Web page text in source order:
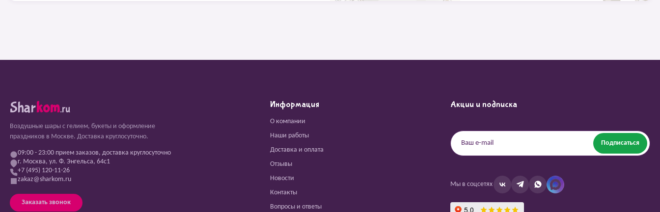
Sharkom.ru
Воздушные шары с гелием, букеты и оформление
праздников в Москве. Доставка круглосуточно.
09:00 - 23:00 прием заказов, доставка круглосуточно
г. Москва, ул. Ф. Энгельса, 64с1
+7 (495) 120-11-26
zakaz@sharkom.ru
Заказать звонок
Информация
О компании
Наши работы
Доставка и оплата
Отзывы
Новости
Контакты
Вопросы и ответы
Акции и подписка
Подписаться
Мы в соцсетях